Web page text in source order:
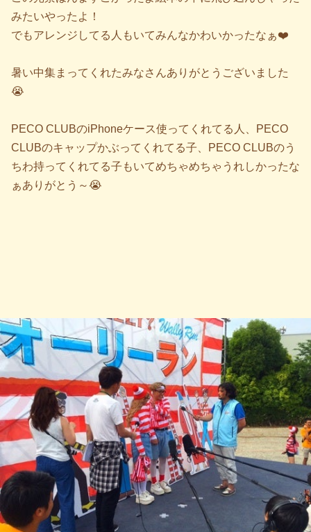
みたいやったよ！
でもアレンジしてる人もいてみんなかわいかったなぁ❤️
暑い中集まってくれたみなさんありがとうございました
😭
PECO CLUBのiPhoneケース使ってくれてる人、PECO
CLUBのキャップかぶってくれてる子、PECO CLUBのう
ちわ持ってくれてる子もいてめちゃめちゃうれしかったな
ぁありがとう～😭